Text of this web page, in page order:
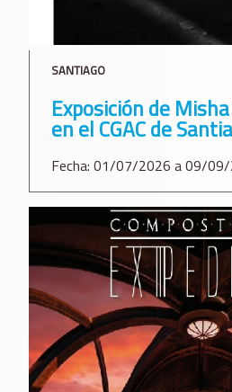
SANTIAGO
Exposición de
en el CGAC de
Fecha: 01/07/2026 a 09/